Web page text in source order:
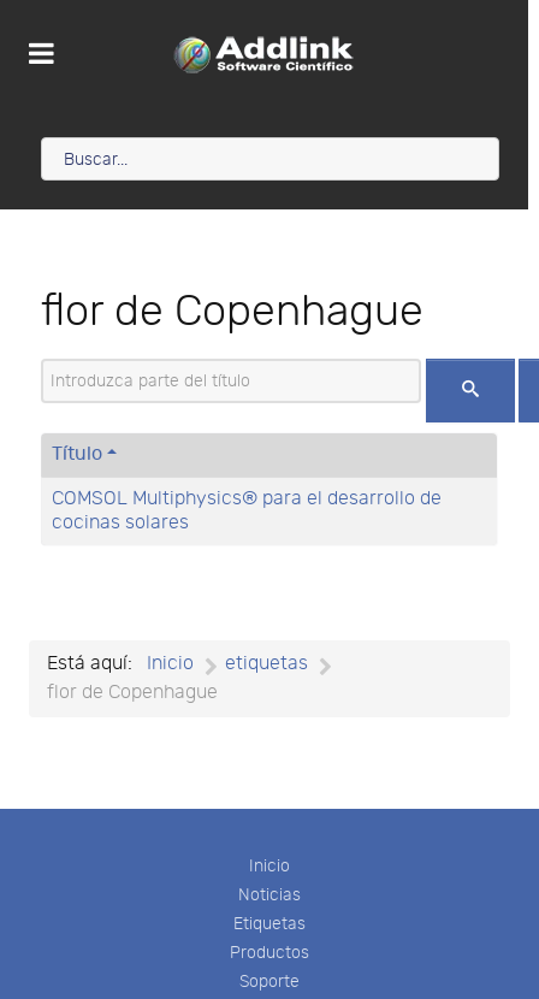
flor de Copenhague
Introduzca parte del título
Título
COMSOL Multiphysics® para el desarrollo de
cocinas solares
Está aquí: Inicio
etiquetas
flor de Copenhague
Inicio
Noticias
Etiquetas
Productos
Soporte